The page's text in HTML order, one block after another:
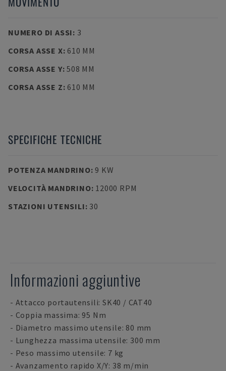
NUMERO DI ASSI: 3
CORSA ASSE X: 610 MM
CORSA ASSE Y:508 MM
CORSA ASSE Z: 610 MM
SPECIFICHE TECNICHE
POTENZA MANDRINO: 9 KW
VELOCITÀ MANDRINO: 12000 RPM
STAZIONI UTENSILI: 30
Informazioni aggiuntive
- Attacco portautensili: SK40 / CAT40
- Coppia massima: 95 Nm
- Diametro massimo utensile: 80 mm
- Lunghezza massima utensile: 300 mm
- Peso massimo utensile: 7 kg
- Avanzamento rapido X/Y: 38 m/min